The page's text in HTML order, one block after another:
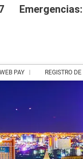
WEB PAY REGISTRO